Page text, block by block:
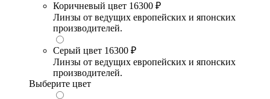
Коричневый цвет 16300 ₽
Линзы от ведущих европейских и японских
производителей.
Серый цвет 16300 ₽
Линзы от ведущих европейских и японских
производителей.
Выберите цвет